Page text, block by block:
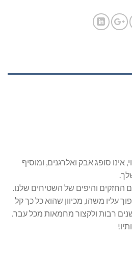
אינו סופג אבק ואלרגנים, ומוסיף
והיפים של השטיחים שלנו.
עליו משהו, מכיוון שהוא כל כך קל
שנים רבות ולקצור מחמאות מכל עבר.